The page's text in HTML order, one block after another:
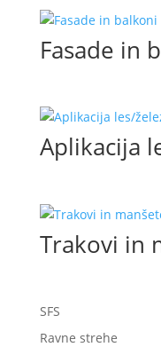
Fasade in
Aplikacija
Trakovi in
SFS
Ravne strehe